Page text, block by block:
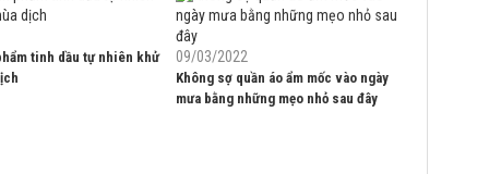
tinh dầu tự nhiên khử
09/03/2022
Không sợ quần áo ẩm mốc vào ngày
mưa bằng những mẹo nhỏ sau đây